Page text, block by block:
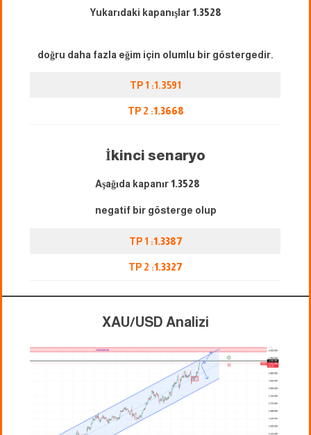
Yukarıdaki kapanışlar1.3528
doğru daha fazla eğim için olumlu bir göstergedir.
TP 1 :1.3591
TP 2 :1.3668
İkinci senaryo
Aşağıda kapanır1.3528
negatif bir gösterge olup
TP 1 :1.3387
TP 2 :1.3327
XAU/USD Analizi